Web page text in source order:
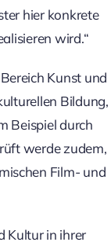
hier konkrete
wird.“
Kunst und
Bildung,
Beispiel durch
werde zudem,
Film- und
Kultur in ihrer